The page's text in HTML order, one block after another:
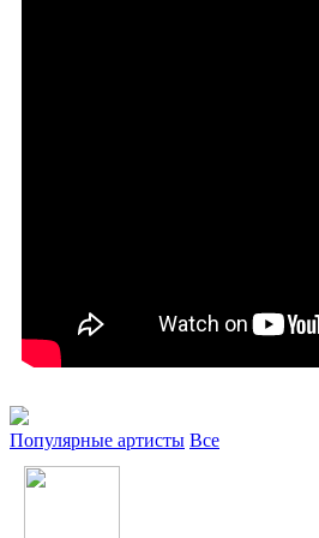
Популярные артисты Все